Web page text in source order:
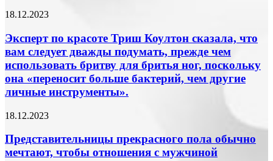
Эксперт
красоте
Триш
Коултон
сказала,
что
вам
дважды
прежде
чем
использовать
18.12.2023
Эксперт по красоте Триш Коултон сказала, что
вам следует дважды подумать, прежде чем
использовать бритву для бритья ног, поскольку
она «переносит больше бактерий, чем другие
личные инструменты».
Представительницы
пола
обычно
мечтают,
18.12.2023
Представительницы прекрасного пола обычно
мечтают, чтобы отношения с мужчиной